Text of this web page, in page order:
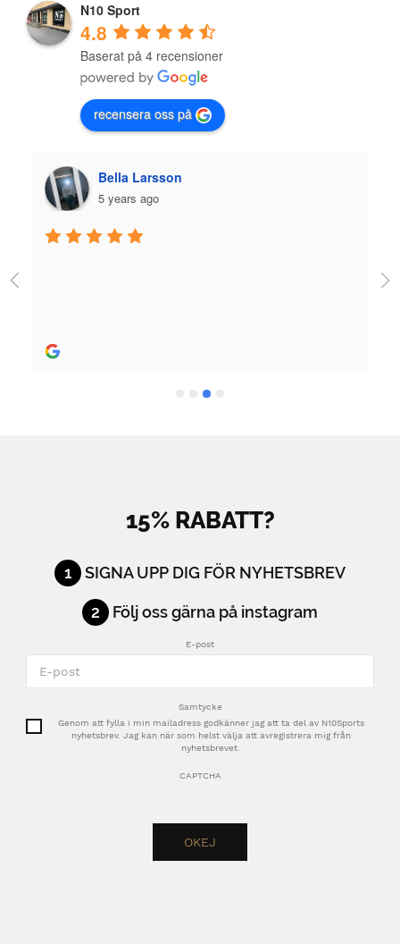
N10 Sport
4.8
Baserat på 4 recensioner
recensera oss på
Bella Larsson
5 years ago
utrustning
15% RABATT?
1 SIGNA UPP DIG FÖR NYHETSBREV
2 Följ oss gärna på instagram
E-post
Samtycke
Genom att fylla i min mailadress godkänner jag att ta del av N10Sports
nyhetsbrev. Jag kan när som helst välja att avregistrera mig från
nyhetsbrevet.
CAPTCHA